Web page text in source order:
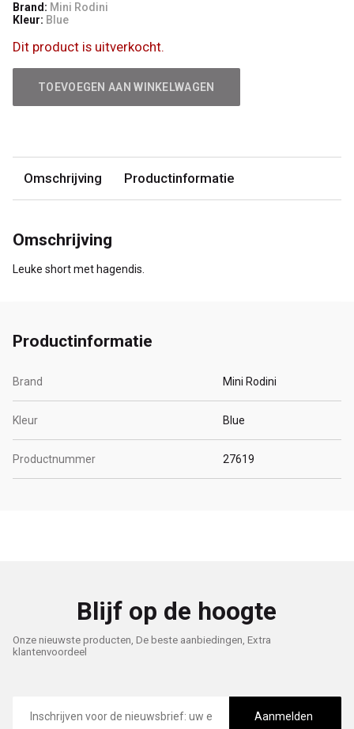
Brand: Mini Rodini
Kleur: Blue
Dit product is uitverkocht.
TOEVOEGEN AAN WINKELWAGEN
Omschrijving Productinformatie
Omschrijving
Leuke short met hagendis.
Productinformatie
Brand Mini Rodini
Kleur Blue
Productnummer 27619
Blijf op de hoogte
Onze nieuwste producten, De beste aanbiedingen, Extra
klantenvoordeel
mailadres
Aanmelden